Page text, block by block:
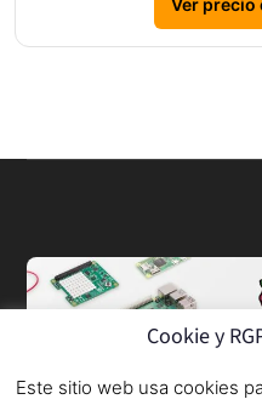
Cookie y
Este sitio web usa cookies